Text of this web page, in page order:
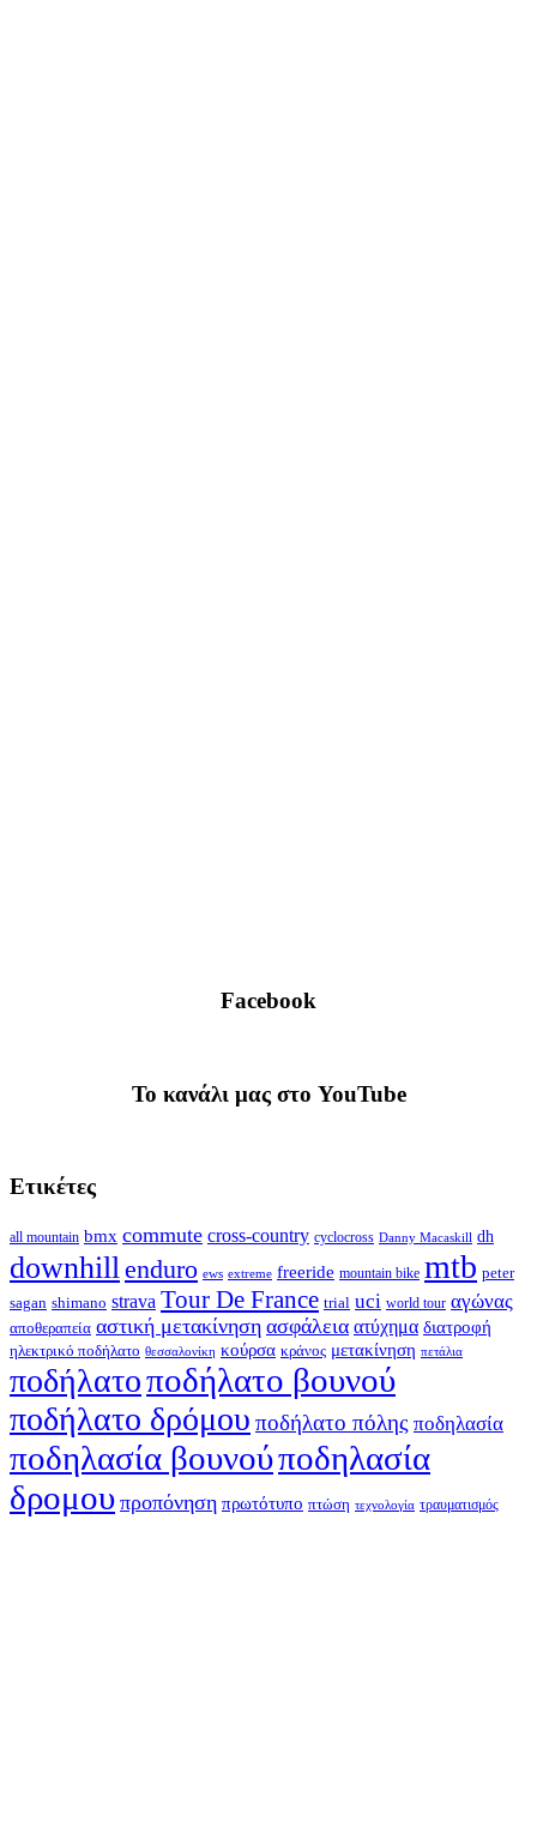
Facebook
To κανάλι μας στο YouTube
Ετικέτες
all mountain bmx commute cross-country cyclocross Danny Macaskill dh
downhillenduro ews extreme freeride mountain bike mtb peter
sagan shimano strava Tour De France trial uci world tour αγώνας
αποθεραπεία αστική μετακίνηση ασφάλεια ατύχημα διατροφή
ηλεκτρικό ποδήλατο θεσσαλονίκη κούρσα κράνος μετακίνηση πετάλια
ποδήλατοποδήλατο βουνού
ποδήλατο δρόμου ποδήλατο πόλης ποδηλασία
ποδηλασία βουνούποδηλασία
δρομου προπόνηση πρωτότυπο πτώση τεχνολογία τραυματισμός